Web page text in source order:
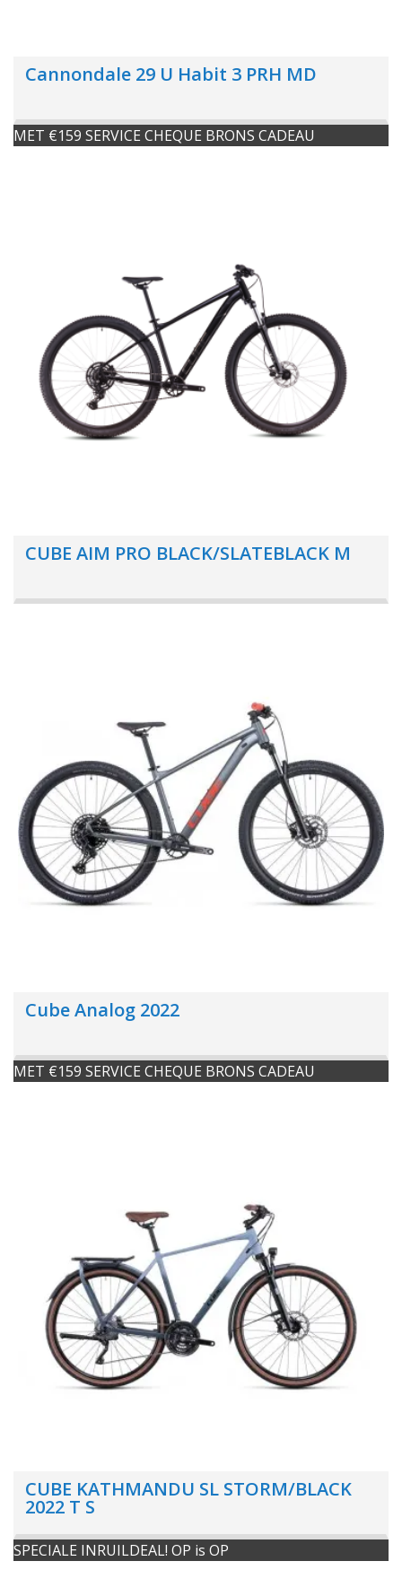
Cannondale 29 U Habit 3 PRH MD
MET €159 SERVICE CHEQUE BRONS CADEAU
CUBE AIM PRO BLACK/SLATEBLACK M
Cube Analog 2022
MET €159 SERVICE CHEQUE BRONS CADEAU
CUBE KATHMANDU SL STORM/BLACK
2022 T S
SPECIALE INRUILDEAL! OP is OP